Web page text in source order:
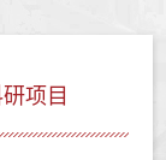
项目